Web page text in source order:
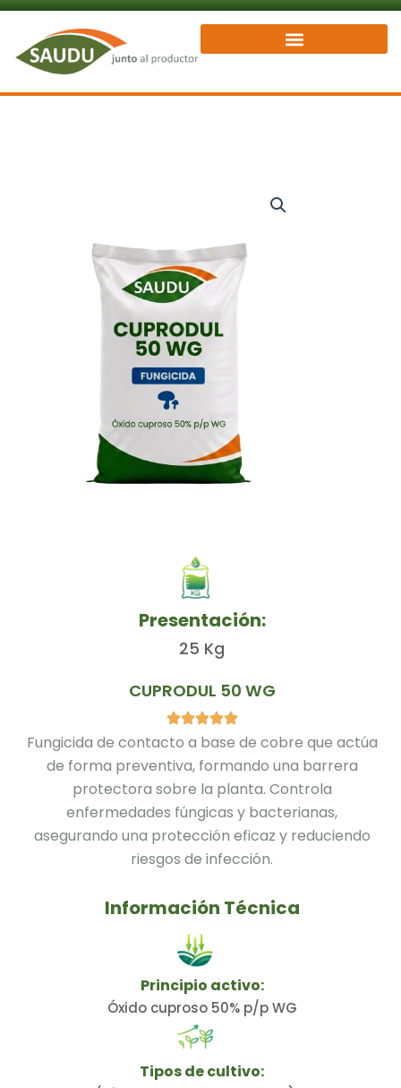
Ir
contenido
Presentación:
25 Kg
CUPRODUL 50 WG
Fungicida de contacto a base de cobre que actúa
de forma preventiva, formando una barrera
protectora sobre la planta. Controla
enfermedades fúngicas y bacterianas,
asegurando una protección eficaz y reduciendo
riesgos de infección.
Información Técnica
Principio activo:
Óxido cuproso 50% p/p WG
Tipos de cultivo: